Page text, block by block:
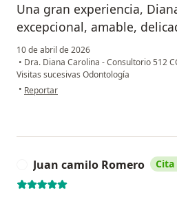
Una gran experiencia,
excepcional, amable,
10 de abril de 2026
• Dra. Diana Carolina - Consultorio 512
Visitas sucesivas Odontología
• en opinión del usuario John
Reportar
Juan camilo Romero